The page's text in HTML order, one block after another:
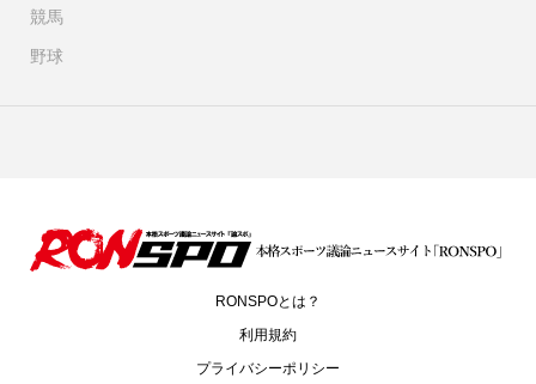
競馬
野球
RONSPOとは？
利用規約
プライバシーポリシー